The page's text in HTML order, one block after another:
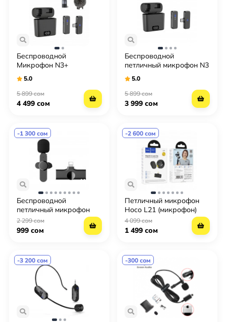
Беспроводной
Микрофон N3+
(Lightning, Type-C)
(Петличка)
5.0
5 899 сом
4 499 сом
Беспроводной
петличный микрофон N3
Type-C (Одинарный)
(Петличка)
5.0
5 899 сом
3 999 сом
-1 300 сом
Беспроводной
петличный микрофон
K11 для телефона -
iPhone (lighting)
2 299 сом
999 сом
-2 600 сом
Петличный микрофон
Hoco L21 (микрофон)
4 099 сом
1 499 сом
-3 200 сом -300 сом